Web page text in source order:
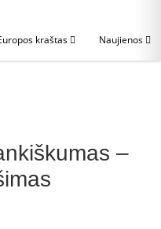
kraštas Naujienos
–